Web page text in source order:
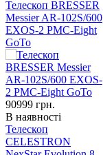
Телескоп BRESSER
Messier AR-102S/600
EXOS-2 PMC-Eight
GoTo
90999 грн.
В наявності
Телескоп
CELESTRON